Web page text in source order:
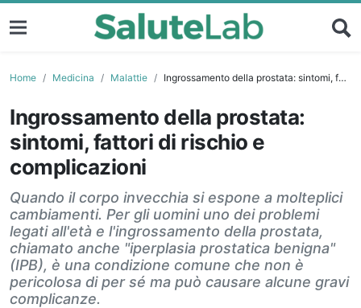
Home Medicina Malattie Ingrossamento della prostata: sintomi, fattori di rischio e complicazioni
Ingrossamento della prostata:
sintomi, fattori di rischio e
complicazioni
Quando il corpo invecchia si espone a molteplici
cambiamenti. Per gli uomini uno dei problemi
legati all'età e l'ingrossamento della prostata,
chiamato anche "iperplasia prostatica benigna"
(IPB), è una condizione comune che non è
pericolosa di per sé ma può causare alcune gravi
complicanze.